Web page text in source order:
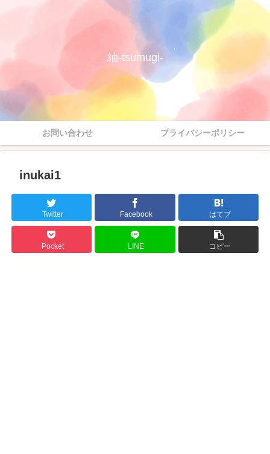
紬-tsumugi-
お問い合わせ プライバシーポリシー
inukai1
Twitter Facebook はてブ
Pocket LINE コピー